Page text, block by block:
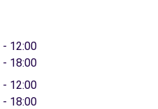
- 12:00
- 18:00
- 12:00
- 18:00